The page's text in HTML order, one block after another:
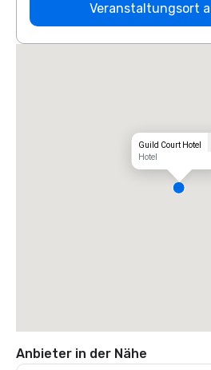
Veranstaltungsort
Guild Court Hotel
Hotel
Anbieter in der Nähe